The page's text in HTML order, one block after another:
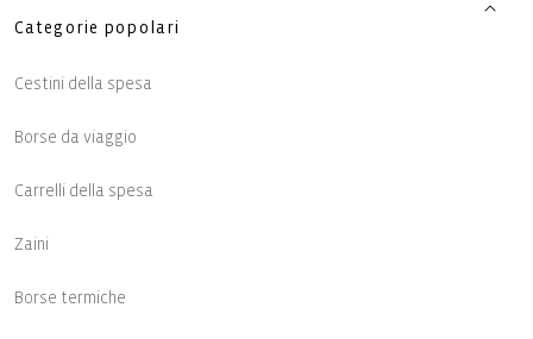
Categorie popolari
Cestini della spesa
Borse da viaggio
Carrelli della spesa
Zaini
Borse termiche